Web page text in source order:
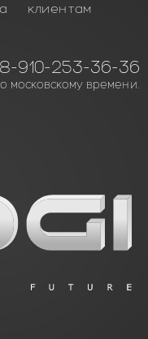
клиентам
8-910-253-36-36
московскому времени.